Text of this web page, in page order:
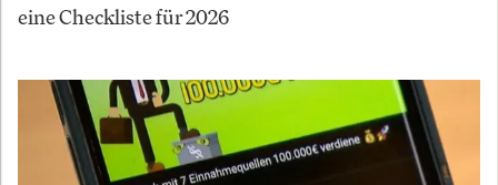
eine Checkliste für 2026